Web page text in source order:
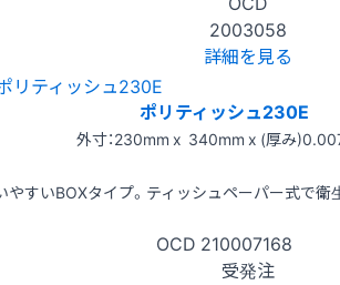
2003058
詳細を見る
ポリティッシュ230E
外寸：230mm x 340mm x (厚み
やすいBOXタイプ。ティッシュペーパー式で衛
OCD 210007168
受発注